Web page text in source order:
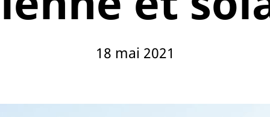
18 mai 2021